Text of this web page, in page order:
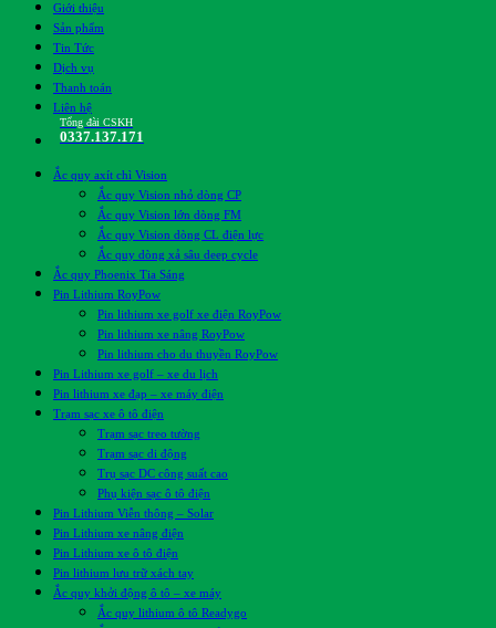
Giới thiệu
Sản phẩm
Tin Tức
Dịch vụ
Thanh toán
Liên hệ
Tổng đài CSKH
0337.137.171
Ắc quy axít chì Vision
Ắc quy Vision nhỏ dòng CP
Ắc quy Vision lớn dòng FM
Ắc quy Vision dòng CL điện lực
Ắc quy dòng xả sâu deep cycle
Ắc quy Phoenix Tia Sáng
Pin Lithium RoyPow
Pin lithium xe golf xe điện RoyPow
Pin lithium xe nâng RoyPow
Pin lithium cho du thuyền RoyPow
Pin Lithium xe golf – xe du lịch
Pin lithium xe đạp – xe máy điện
Trạm sạc xe ô tô điện
Trạm sạc treo tường
Trạm sạc di động
Trụ sạc DC công suất cao
Phụ kiện sạc ô tô điện
Pin Lithium Viễn thông – Solar
Pin Lithium xe nâng điện
Pin Lithium xe ô tô điện
Pin lithium lưu trữ xách tay
Ắc quy khởi động ô tô – xe máy
Ắc quy lithium ô tô Readygo